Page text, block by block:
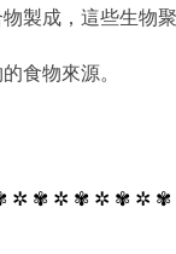
製成，這些生物
食物來源。
✲ ✾ ✲ ✾ ✲ ✾ ✲